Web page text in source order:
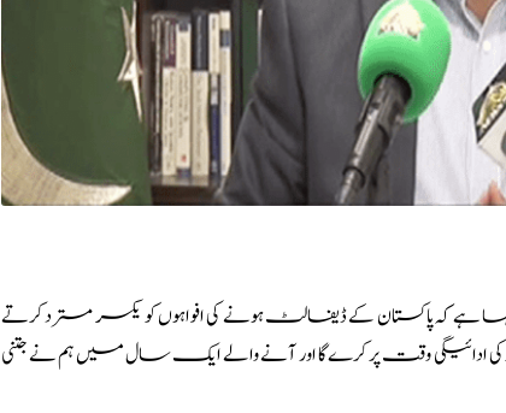
ہے کہ پاکستان کے ڈیفالٹ ہونے کی افواہوں کو یکسر مسترد کرتے
ادائیگی وقت پر کرے گا اور آنے والے ایک سال میں ہم نے جتنی